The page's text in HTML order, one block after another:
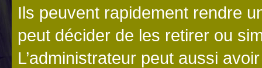
Ils peuvent rapidement rendre
peut décider de les retirer ou
L’administrateur peut aussi